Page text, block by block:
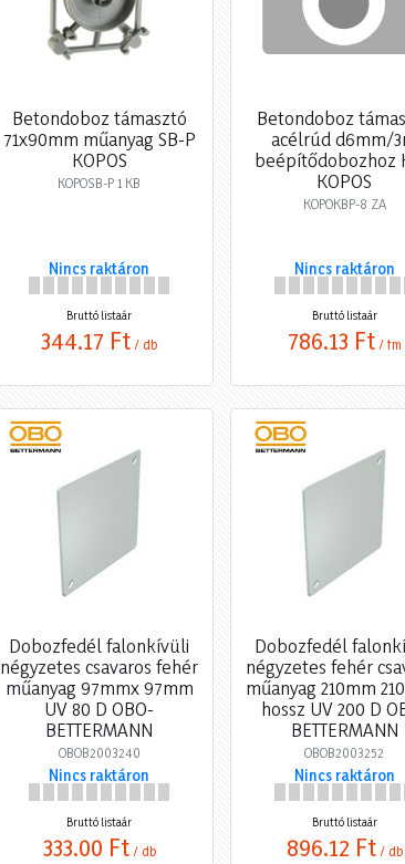
Betondoboz támasztó
71x90mm műanyag SB-P
KOPOS
KOPOSB-P 1 KB
Nincs raktáron
Bruttó listaár
344,17 Ft / db
Betondoboz
acélrúd d6mm/
beépítődobozhoz
KOPOS
KOPOKBP-8 ZA
Nincs raktáron
Bruttó listaár
786,13 Ft / fm
Dobozfedél falonkívüli
négyzetes csavaros fehér
műanyag 97mmx 97mm
UV 80 D OBO-
BETTERMANN
OBOB2003240
Nincs raktáron
Bruttó listaár
333,00 Ft / db
Dobozfedél
négyzetes fehér
műanyag 210mm
hossz UV 200 D
BETTERMANN
OBOB2003252
Nincs raktáron
Bruttó listaár
896,12 Ft / db